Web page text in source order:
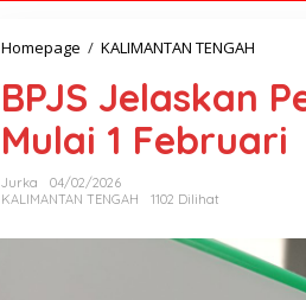
Homepage / KALIMANTAN TENGAH
BPJS Jelaskan
Mulai 1 Februari
Jurka
04/02/2026
KALIMANTAN TENGAH
1102 Dilihat